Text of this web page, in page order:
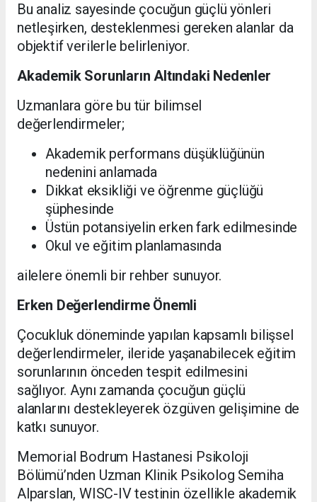
Bu analiz sayesinde çocuğun güçlü yönleri
netleşirken, desteklenmesi gereken alanlar da
objektif verilerle belirleniyor.
Akademik Sorunların Altındaki Nedenler
Uzmanlara göre bu tür bilimsel
değerlendirmeler;
Akademik performans düşüklüğünün
nedenini anlamada
Dikkat eksikliği ve öğrenme güçlüğü
şüphesinde
Üstün potansiyelin erken fark edilmesinde
Okul ve eğitim planlamasında
ailelere önemli bir rehber sunuyor.
Erken Değerlendirme Önemli
Çocukluk döneminde yapılan kapsamlı bilişsel
değerlendirmeler, ileride yaşanabilecek eğitim
sorunlarının önceden tespit edilmesini
sağlıyor. Aynı zamanda çocuğun güçlü
alanlarını destekleyerek özgüven gelişimine de
katkı sunuyor.
Memorial Bodrum Hastanesi Psikoloji
Bölümü’nden Uzman Klinik Psikolog Semiha
Alparslan, WISC-IV testinin özellikle akademik